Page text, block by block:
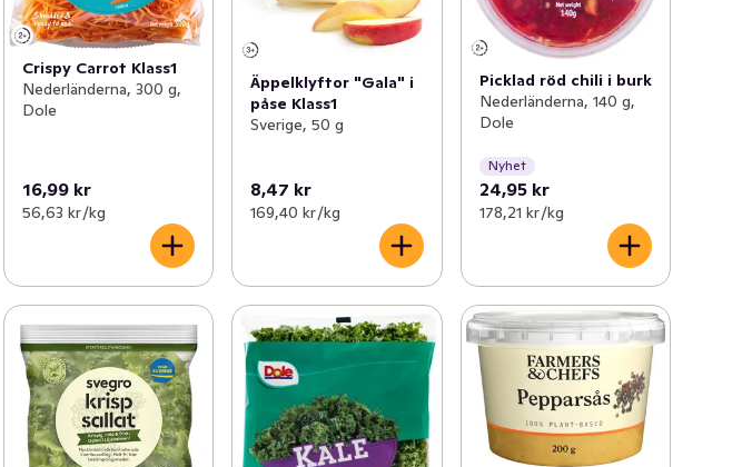
Crispy Carrot Klass1
Nederländerna, 300 g,
Dole
16,99 kr
56,63 kr /kg
Äppelklyftor "Gala" i
påse Klass1
Sverige, 50 g
8,47 kr
169,40 kr /kg
Picklad röd chili i burk
Nederländerna, 140 g,
Dole
Nyhet
24,95 kr
178,21 kr /kg